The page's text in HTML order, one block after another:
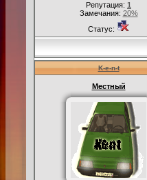
Репутация: 1
Замечания: 20%
Статус:
K-e-n-t
Местный